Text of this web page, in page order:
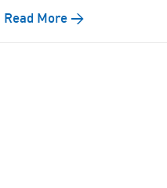
Read More →